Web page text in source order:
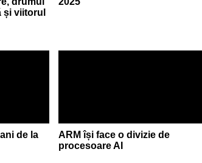
și viitorul
de la
ARM își face o divizie de
procesoare AI